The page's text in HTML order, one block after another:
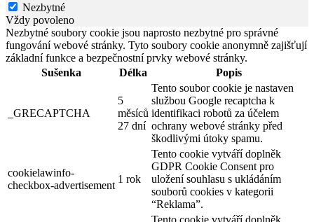
Nezbytné
Vždy povoleno
Nezbytné soubory cookie jsou naprosto nezbytné pro správné
fungování webové stránky. Tyto soubory cookie anonymně zajišťují
základní funkce a bezpečnostní prvky webové stránky.
Sušenka
Délka Popis
_GRECAPTCHA
5
měsíců
27 dní
Tento soubor cookie je nastaven
službou Google recaptcha k
identifikaci robotů za účelem
ochrany webové stránky před
škodlivými útoky spamu.
cookielawinfo-
checkbox-advertisement
1 rok
Tento cookie vytváří doplněk
GDPR Cookie Consent pro
uložení souhlasu s ukládáním
souborů cookies v kategorii
“Reklama”.
Tento cookie vytváří doplněk